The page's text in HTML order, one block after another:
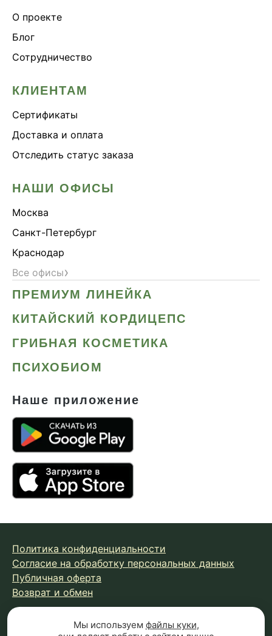
О проекте
Блог
Сотрудничество
КЛИЕНТАМ
Сертификаты
Доставка и оплата
Отследить статус заказа
НАШИ ОФИСЫ
Москва
Санкт-Петербург
Краснодар
Все офисы›
ПРЕМИУМ ЛИНЕЙКА
КИТАЙСКИЙ КОРДИЦЕПС
ГРИБНАЯ КОСМЕТИКА
ПСИХОБИОМ
Наше приложение
Политика конфиденциальности
Согласие на обработку персональных данных
Публичная оферта
Возврат и обмен
© 2026 Fungiline — зарегистрированная торговая марка.
Мы используем файлы куки,